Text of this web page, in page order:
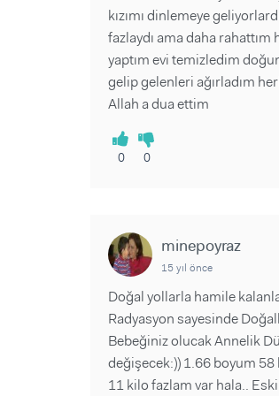
kızımı dinlemeye
fazlaydı ama daha
yaptım evi temizledim
gelip gelenleri ağırladım
Allah a dua ettim
0 0
minepoyraz
15 yıl önce
Doğal yollarla hamile
Radyasyon sayesinde
Bebeğiniz olucak Annelik
değişecek:)) 1.66 boyum 58
11 kilo fazlam var hala..